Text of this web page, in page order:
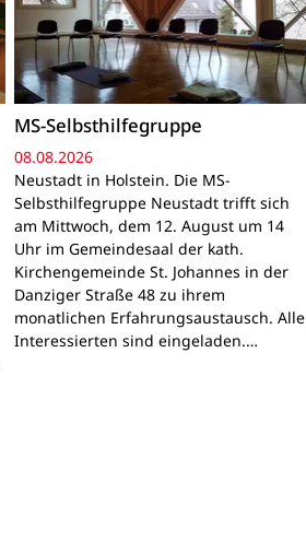
MS-Selbsthilfegruppe
08.08.2026
Neustadt in Holstein. Die MS-
Selbsthilfegruppe Neustadt trifft sich
am Mittwoch, dem 12. August um 14
Uhr im Gemeindesaal der kath.
Kirchengemeinde St. Johannes in der
Danziger Straße 48 zu ihrem
monatlichen Erfahrungsaustausch. Alle
Interessierten sind eingeladen.…